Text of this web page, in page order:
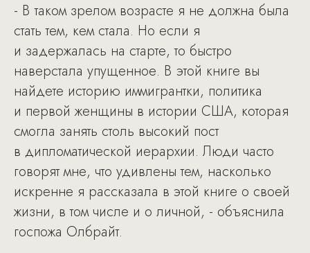
- В таком зрелом возрасте я не должна была
стать тем, кем стала. Но если я
и задержалась на старте, то быстро
наверстала упущенное. В этой книге вы
найдете историю иммигрантки, политика
и первой женщины в истории США, которая
смогла занять столь высокий пост
в дипломатической иерархии. Люди часто
говорят мне, что удивлены тем, насколько
искренне я рассказала в этой книге о своей
жизни, в том числе и о личной, - объяснила
госпожа Олбрайт.